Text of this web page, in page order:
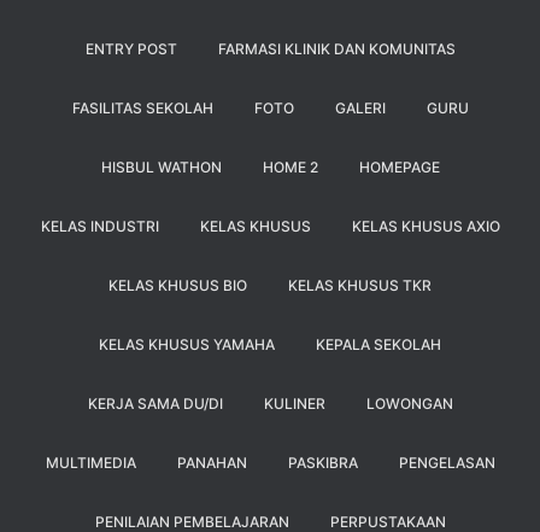
ENTRY POST FARMASI KLINIK DAN KOMUNITAS
FASILITAS SEKOLAH FOTO GALERI GURU
HISBUL WATHON HOME 2 HOMEPAGE
KELAS INDUSTRI KELAS KHUSUS KELAS KHUSUS AXIO
KELAS KHUSUS BIO KELAS KHUSUS TKR
KELAS KHUSUS YAMAHA KEPALA SEKOLAH
KERJA SAMA DU/DI KULINER LOWONGAN
MULTIMEDIA PANAHAN PASKIBRA PENGELASAN
PENILAIAN PEMBELAJARAN PERPUSTAKAAN